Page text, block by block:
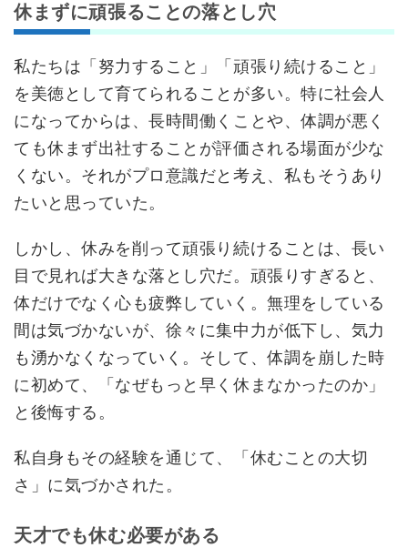
休まずに頑張ることの落とし穴
私たちは「努力すること」「頑張り続けること」
を美徳として育てられることが多い。特に社会人
になってからは、長時間働くことや、体調が悪く
ても休まず出社することが評価される場面が少な
くない。それがプロ意識だと考え、私もそうあり
たいと思っていた。
しかし、休みを削って頑張り続けることは、長い
目で見れば大きな落とし穴だ。頑張りすぎると、
体だけでなく心も疲弊していく。無理をしている
間は気づかないが、徐々に集中力が低下し、気力
も湧かなくなっていく。そして、体調を崩した時
に初めて、「なぜもっと早く休まなかったのか」
と後悔する。
私自身もその経験を通じて、「休むことの大切
さ」に気づかされた。
天才でも休む必要がある